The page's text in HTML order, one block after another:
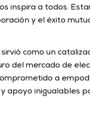
inspira a todos.
y el éxito
sirvió como un
del mercado de
a
apoyo inigualables